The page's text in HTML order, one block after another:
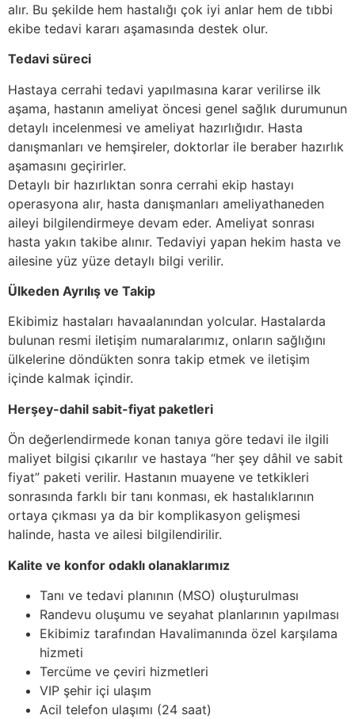
alır. Bu şekilde hem hastalığı çok iyi anlar hem de tıbbi
ekibe tedavi kararı aşamasında destek olur.
Tedavi süreci
Hastaya cerrahi tedavi yapılmasına karar verilirse ilk
aşama, hastanın ameliyat öncesi genel sağlık durumunun
detaylı incelenmesi ve ameliyat hazırlığıdır. Hasta
danışmanları ve hemşireler, doktorlar ile beraber hazırlık
aşamasını geçirirler.
Detaylı bir hazırlıktan sonra cerrahi ekip hastayı
operasyona alır, hasta danışmanları ameliyathaneden
aileyi bilgilendirmeye devam eder. Ameliyat sonrası
hasta yakın takibe alınır. Tedaviyi yapan hekim hasta ve
ailesine yüz yüze detaylı bilgi verilir.
Ülkeden Ayrılış ve Takip
Ekibimiz hastaları havaalanından yolcular. Hastalarda
bulunan resmi iletişim numaralarımız, onların sağlığını
ülkelerine döndükten sonra takip etmek ve iletişim
içinde kalmak içindir.
Herşey-dahil sabit-fiyat paketleri
Ön değerlendirmede konan tanıya göre tedavi ile ilgili
maliyet bilgisi çıkarılır ve hastaya “her şey dâhil ve sabit
fiyat” paketi verilir. Hastanın muayene ve tetkikleri
sonrasında farklı bir tanı konması, ek hastalıklarının
ortaya çıkması ya da bir komplikasyon gelişmesi
halinde, hasta ve ailesi bilgilendirilir.
Kalite ve konfor odaklı olanaklarımız
Tanı ve tedavi planının (MSO) oluşturulması
Randevu oluşumu ve seyahat planlarının yapılması
Ekibimiz tarafından Havalimanında özel karşılama
hizmeti
Tercüme ve çeviri hizmetleri
VIP şehir içi ulaşım
Acil telefon ulaşımı (24 saat)